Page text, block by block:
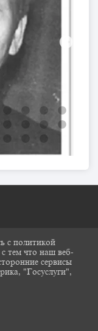
с политикой
тем что наш веб-
сервисы
"Госуслуги",